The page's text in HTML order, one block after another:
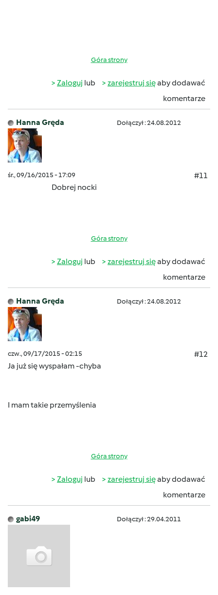
Góra strony
Zaloguj lub zarejestruj sięaby dodawać
komentarze
Hanna Gręda Dołączył : 24.08.2012
śr., 09/16/2015 - 17:09
#11
Dobrej nocki
Góra strony
Zaloguj lub zarejestruj sięaby dodawać
komentarze
Hanna Gręda Dołączył : 24.08.2012
czw., 09/17/2015 - 02:15
#12
Ja już się wyspałam -chyba
I mam takie przemyślenia
Góra strony
Zaloguj lub zarejestruj sięaby dodawać
komentarze
gabi49 Dołączył : 29.04.2011